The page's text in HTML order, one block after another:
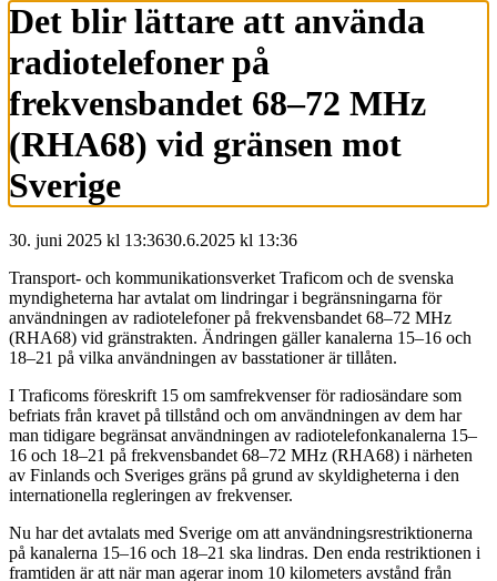
Det blir lättare att använda
radiotelefoner på
frekvensbandet 68–72 MHz
(RHA68) vid gränsen mot
Sverige
30. juni 2025 kl 13:3630.6.2025 kl 13:36
Transport- och kommunikationsverket Traficom och de svenska
myndigheterna har avtalat om lindringar i begränsningarna för
användningen av radiotelefoner på frekvensbandet 68–72 MHz
(RHA68) vid gränstrakten. Ändringen gäller kanalerna 15–16 och
18–21 på vilka användningen av basstationer är tillåten.
I Traficoms föreskrift 15 om samfrekvenser för radiosändare som
befriats från kravet på tillstånd och om användningen av dem har
man tidigare begränsat användningen av radiotelefonkanalerna 15–
16 och 18–21 på frekvensbandet 68–72 MHz (RHA68) i närheten
av Finlands och Sveriges gräns på grund av skyldigheterna i den
internationella regleringen av frekvenser.
Nu har det avtalats med Sverige om att användningsrestriktionerna
på kanalerna 15–16 och 18–21 ska lindras. Den enda restriktionen i
framtiden är att när man agerar inom 10 kilometers avstånd från